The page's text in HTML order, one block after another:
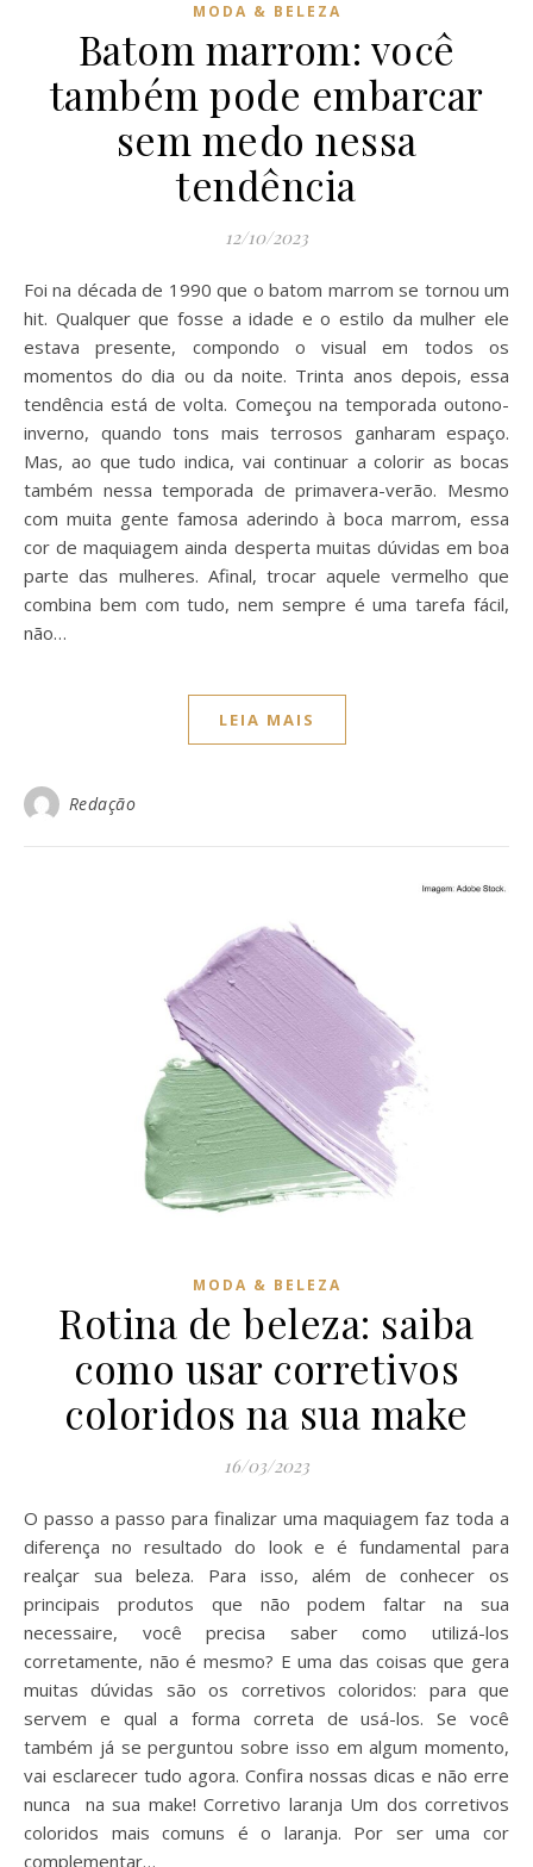
MODA & BELEZA
Batom marrom: você
também pode embarcar
sem medo nessa
tendência
12/10/2023
Foi na década de 1990 que o batom marrom se tornou um
hit. Qualquer que fosse a idade e o estilo da mulher ele
estava presente, compondo o visual em todos os
momentos do dia ou da noite. Trinta anos depois, essa
tendência está de volta. Começou na temporada outono-
inverno, quando tons mais terrosos ganharam espaço.
Mas, ao que tudo indica, vai continuar a colorir as bocas
também nessa temporada de primavera-verão. Mesmo
com muita gente famosa aderindo à boca marrom, essa
cor de maquiagem ainda desperta muitas dúvidas em boa
parte das mulheres. Afinal, trocar aquele vermelho que
combina bem com tudo, nem sempre é uma tarefa fácil,
não…
LEIA MAIS
Redação
MODA & BELEZA
Rotina de beleza: saiba
como usar corretivos
coloridos na sua make
16/03/2023
O passo a passo para finalizar uma maquiagem faz toda a
diferença no resultado do look e é fundamental para
realçar sua beleza. Para isso, além de conhecer os
principais produtos que não podem faltar na sua
necessaire, você precisa saber como utilizá-los
corretamente, não é mesmo? E uma das coisas que gera
muitas dúvidas são os corretivos coloridos: para que
servem e qual a forma correta de usá-los. Se você
também já se perguntou sobre isso em algum momento,
vai esclarecer tudo agora. Confira nossas dicas e não erre
nunca na sua make! Corretivo laranja Um dos corretivos
coloridos mais comuns é o laranja. Por ser uma cor
complementar…